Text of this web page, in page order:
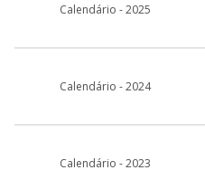
Calendário - 2025
Calendário - 2024
Calendário - 2023